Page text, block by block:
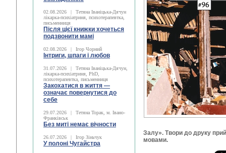
02.08.2026 |
Тетяна Іваніцька-Дячун
лікарка-психіатриня, психотерапевтка,
письменниця
Після цієї книжки хочеться
подзвонити мамі
02.08.2026 | Ігор Чорний
Інтриги, шпаги і любов
31.07.2026 |
Тетяна Іваніцька-Дячун,
лікарка-психіатриня, PhD,
психотерапевтка, письменниця
Закохатися в життя —
означає повернутися до
себе
29.07.2026 |
Тетяна Торак, м. Івано-
Франківськ
Без миті немає вічности
26.07.2026 | Ігор Зіньчук
У полоні Чугайстра
Залу». Твори до друку
мовами.